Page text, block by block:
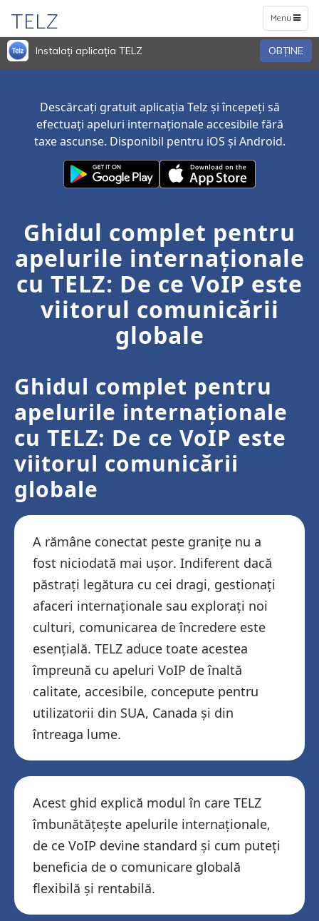
Toggle
navigation
Menu
TELZ
Instalați aplicația TELZ OBŢINE
Descărcați gratuit aplicația Telz și începeți să
efectuați apeluri internaționale accesibile fără
taxe ascunse. Disponibil pentru iOS și Android.
Ghidul complet pentru
apelurile internaționale
cu TELZ: De ce VoIP este
viitorul comunicării
globale
Ghidul complet pentru
apelurile internaționale
cu TELZ: De ce VoIP este
viitorul comunicării
globale
A rămâne conectat peste granițe nu a
fost niciodată mai ușor. Indiferent dacă
păstrați legătura cu cei dragi, gestionați
afaceri internaționale sau explorați noi
culturi, comunicarea de încredere este
esențială. TELZ aduce toate acestea
împreună cu apeluri VoIP de înaltă
calitate, accesibile, concepute pentru
utilizatorii din SUA, Canada și din
întreaga lume.
Acest ghid explică modul în care TELZ
îmbunătățește apelurile internaționale,
de ce VoIP devine standard și cum puteți
beneficia de o comunicare globală
flexibilă și rentabilă.